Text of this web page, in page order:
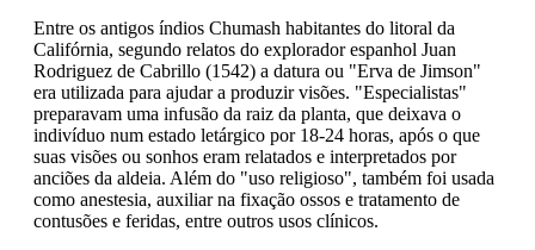
Entre os antigos índios Chumash habitantes do litoral da
Califórnia, segundo relatos do explorador espanhol Juan
Rodriguez de Cabrillo (1542) a datura ou "Erva de Jimson"
era utilizada para ajudar a produzir visões. "Especialistas"
preparavam uma infusão da raiz da planta, que deixava o
indivíduo num estado letárgico por 18-24 horas, após o que
suas visões ou sonhos eram relatados e interpretados por
anciões da aldeia. Além do "uso religioso", também foi usada
como anestesia, auxiliar na fixação ossos e tratamento de
contusões e feridas, entre outros usos clínicos.